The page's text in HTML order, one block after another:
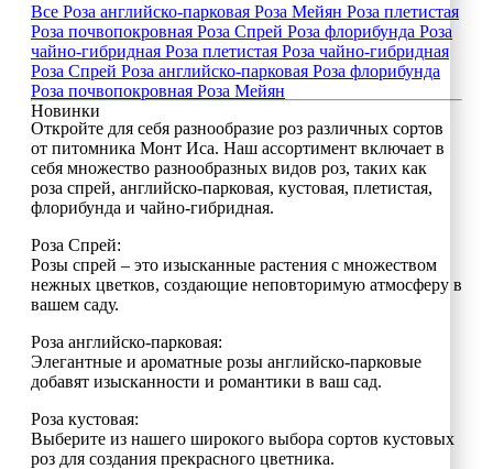
Все Роза английско-парковая Роза Мейян Роза плетистая
Роза почвопокровная Роза Спрей Роза флорибунда Роза
чайно-гибридная Роза плетистая Роза чайно-гибридная
Роза Спрей Роза английско-парковая Роза флорибунда
Роза почвопокровная Роза Мейян
Новинки
Откройте для себя разнообразие роз различных сортов
от питомника Монт Иса. Наш ассортимент включает в
себя множество разнообразных видов роз, таких как
роза спрей, английско-парковая, кустовая, плетистая,
флорибунда и чайно-гибридная.
Роза Спрей:
Розы спрей – это изысканные растения с множеством
нежных цветков, создающие неповторимую атмосферу в
вашем саду.
Роза английско-парковая:
Элегантные и ароматные розы английско-парковые
добавят изысканности и романтики в ваш сад.
Роза кустовая:
Выберите из нашего широкого выбора сортов кустовых
роз для создания прекрасного цветника.